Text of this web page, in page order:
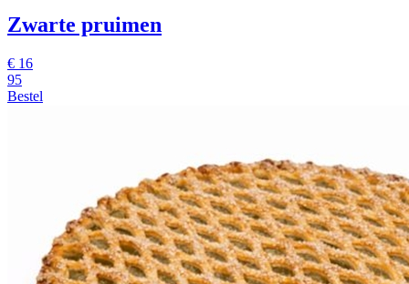
Zwarte pruimen
€ 16
95
Bestel